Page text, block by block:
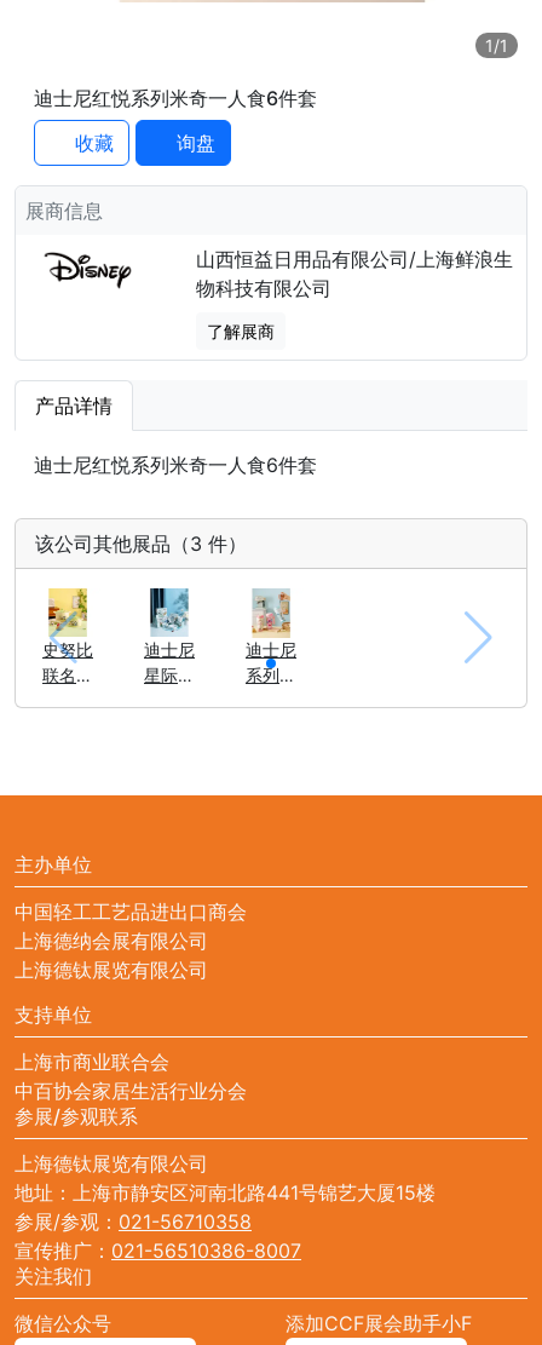
1/1
迪士尼红悦系列米奇一人食6件套
收藏
询盘
展商信息
山西恒益日用品有限公司/上海鲜浪生
物科技有限公司
了解展商
产品详情
迪士尼红悦系列米奇一人食6件套
该公司其他展品（3 件）
史努比
联名陶
迪士尼
星际宝
迪士尼
系列握
主办单位
中国轻工工艺品进出口商会
上海德纳会展有限公司
上海德钛展览有限公司
支持单位
上海市商业联合会
中百协会家居生活行业分会
参展/参观联系
上海德钛展览有限公司
地址：上海市静安区河南北路441号锦艺大厦15楼
参展/参观： 021-56710358
宣传推广： 021-56510386-8007
关注我们
微信公众号
添加CCF展会助手小F